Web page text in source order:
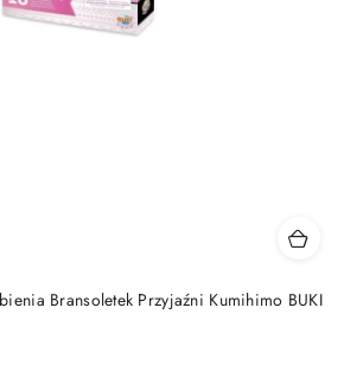
Bransoletek Przyjaźni Kumihimo BUKI